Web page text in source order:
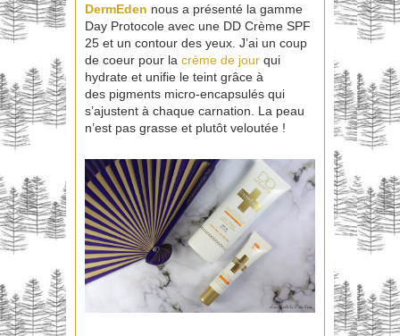
DermEden nous a présenté la gamme
Day Protocole avec une DD Crème SPF
25 et un contour des yeux. J’ai un coup
de coeur pour la crème de jour qui
hydrate et unifie le teint grâce à
des pigments micro-encapsulés qui
s’ajustent à chaque carnation. La peau
n’est pas grasse et plutôt veloutée !